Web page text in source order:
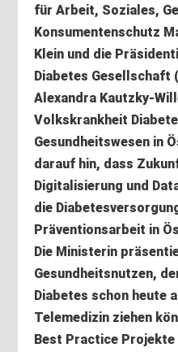
für Arbeit, Soziales,
Konsumentenschutz
Klein und die
Diabetes Gesellschaft
Alexandra Kautzky-
Volkskrankheit
Gesundheitswesen in
darauf hin, dass
Digitalisierung und
die
Präventionsarbeit in
Die Ministerin
Gesundheitsnutzen,
Diabetes schon heute
Telemedizin ziehen
Best Practice Projekte